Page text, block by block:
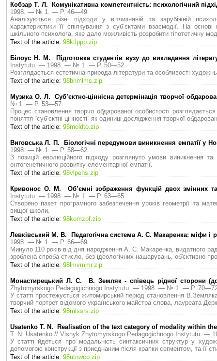
Кобзар Т. Л. Комунікативна компетентність: психологічний
1998. — № 1. — P. 46—49.
Аналізуються різні підходи у вітчизняній та зарубіжній
характеристики її спілкування з суб’єктами взаємодії. На
шкільного психолога, яке дало можливість розробити гіпотетичну
Text of the article: 98ktlppp.zip
Білоус Н. М. Підготовка студентів вузу до викладання
Instytutu. — 1998. — № 1. — P. 50—52.
Розглядається естетична природа літератури та особливості
Text of the article: 98bnmlms.zip
Музика О. Л. Суб’єктно-ціннісна детермінація творчої
№ 1. — P. 53—57.
Процес становлення творчо обдарованої особистості
поняття “суб’єктні цінності” як одиниці дослідження творчої
Text of the article: 98moldto.zip
Виговська Л. П. Біологічні передумови виникнення емпатії у
1998. — № 1. — P. 58—62.
З позицій еволюційного підходу розглянуто умови виникнення
онтогенетичного розвитку елементарної емпатії.
Text of the article: 98vlpehs.zip
Кривонос О. М. Об’ємні зображення функцій двох змінних
Instytutu. — 1998. — № 1. — P. 63—65.
Створено пакет програмного забезпечення уроків геометрії та
вищої школи.
Text of the article: 98komzpf.zip
Левківський М. В. Педагогічна система А. С. Макаренка: міфи і
1998. — № 1. — P. 66—69.
Минуло 110 років від дня народження А. С. Макаренка, видатного
зроблена спроба стисло, без ідеологічних нашарувань, об'єктивно
Text of the article: 98lmvmmr.zip
Монастирецький Л. С. В. Земляк - співець рідної сторони
Zhytomyrskogo Pedagogichnogo Instytutu. — 1998. — № 1. — P.
У статті простежується житомирський період становлення
творчий портрет відомого українського майстра слова, лауреата
Text of the article: 98mlssrs.zip
Usatenko T. N. Realisation of the text category of modality within
T. N. Usatenko // Visnyk Zhytomyrskogo Pedagogichnogo Instytutu.
У статті йдеться про модальність синтаксичних структур у
допомогою конструкції з приєднаним після крапки сегментом, та її
Text of the article: 98utnwcp.zip